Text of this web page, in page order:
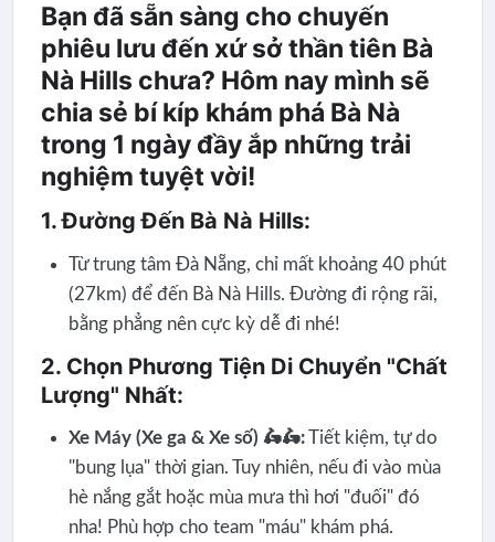
Bạn đã sẵn sàng cho chuyến
phiêu lưu đến xứ sở thần tiên Bà
Nà Hills chưa? Hôm nay mình sẽ
chia sẻ bí kíp khám phá Bà Nà
trong 1 ngày đầy ắp những trải
nghiệm tuyệt vời!
1. Đường Đến Bà Nà Hills:
Từ trung tâm Đà Nẵng, chỉ mất khoảng 40 phút
(27km) để đến Bà Nà Hills. Đường đi rộng rãi,
bằng phẳng nên cực kỳ dễ đi nhé!
2. Chọn Phương Tiện Di Chuyển "Chất
Lượng" Nhất:
Xe Máy (Xe ga & Xe số) 🛵🛵:Tiết kiệm, tự do
"bung lụa" thời gian. Tuy nhiên, nếu đi vào mùa
hè nắng gắt hoặc mùa mưa thì hơi "đuối" đó
nha! Phù hợp cho team "máu" khám phá.